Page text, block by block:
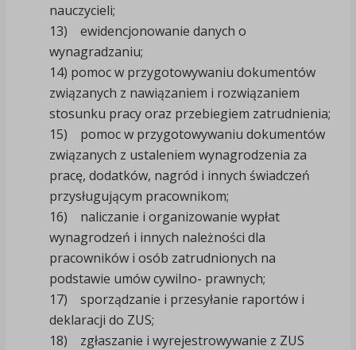
nauczycieli;
13) ewidencjonowanie danych o
wynagradzaniu;
14) pomoc w przygotowywaniu dokumentów
związanych z nawiązaniem i rozwiązaniem
stosunku pracy oraz przebiegiem zatrudnienia;
15) pomoc w przygotowywaniu dokumentów
związanych z ustaleniem wynagrodzenia za
pracę, dodatków, nagród i innych świadczeń
przysługującym pracownikom;
16) naliczanie i organizowanie wypłat
wynagrodzeń i innych należności dla
pracowników i osób zatrudnionych na
podstawie umów cywilno- prawnych;
17) sporządzanie i przesyłanie raportów i
deklaracji do ZUS;
18) zgłaszanie i wyrejestrowywanie z ZUS